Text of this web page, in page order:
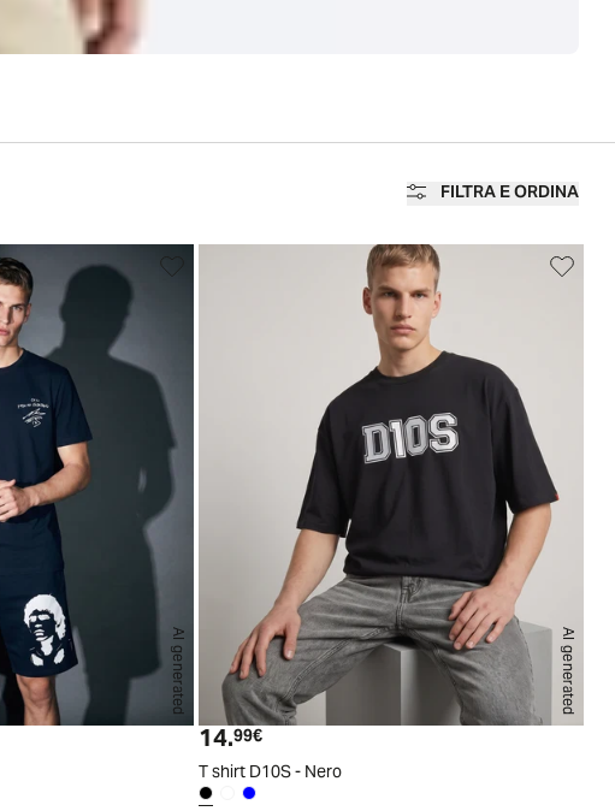
FILTRA E ORDINA
AI generated
S XL
XXL
AI generated
SMLXLXXL
Prezzo attuale
14.99€
T shirt D10S - Nero